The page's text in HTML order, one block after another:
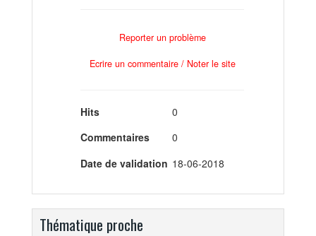
Reporter un problème
Ecrire un commentaire / Noter le site
Hits
0
Commentaires
0
Date de validation 18-06-2018
Thématique proche